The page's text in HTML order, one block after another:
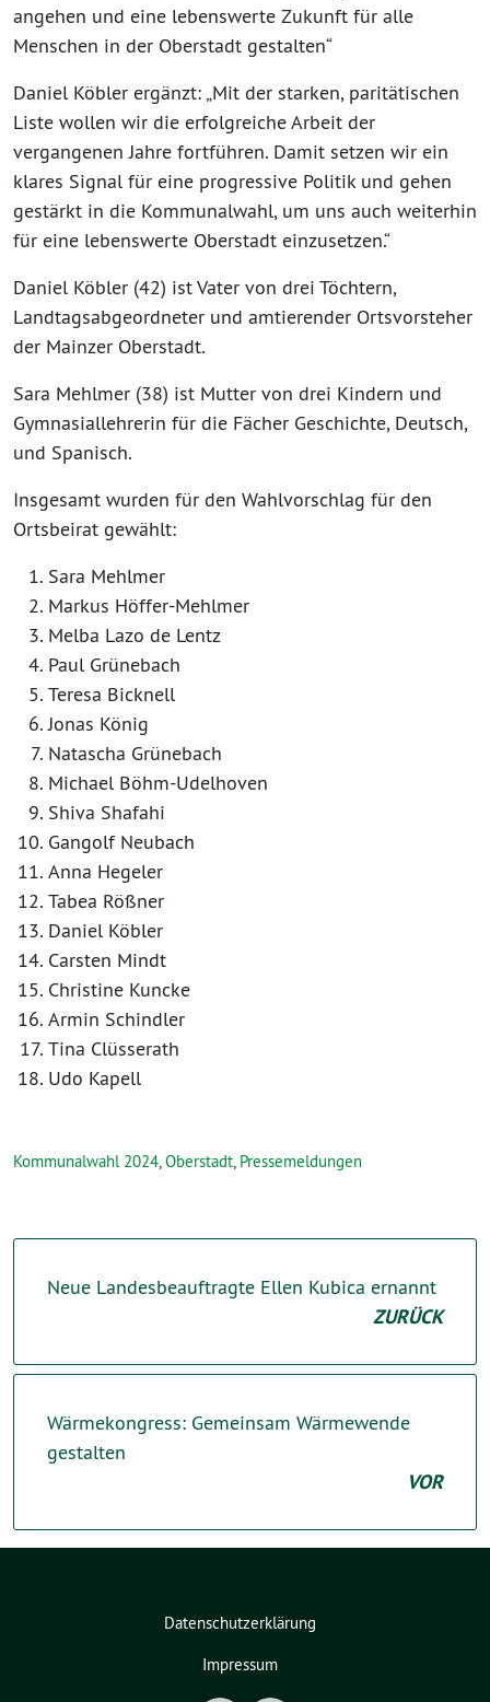
angehen und eine lebenswerte Zukunft für alle
Menschen in der Oberstadt gestalten“
Daniel Köbler ergänzt: „Mit der starken, paritätischen
Liste wollen wir die erfolgreiche Arbeit der
vergangenen Jahre fortführen. Damit setzen wir ein
klares Signal für eine progressive Politik und gehen
gestärkt in die Kommunalwahl, um uns auch weiterhin
für eine lebenswerte Oberstadt einzusetzen.“
Daniel Köbler (42) ist Vater von drei Töchtern,
Landtagsabgeordneter und amtierender Ortsvorsteher
der Mainzer Oberstadt.
Sara Mehlmer (38) ist Mutter von drei Kindern und
Gymnasiallehrerin für die Fächer Geschichte, Deutsch,
und Spanisch.
Insgesamt wurden für den Wahlvorschlag für den
Ortsbeirat gewählt:
Sara Mehlmer
Markus Höffer-Mehlmer
Melba Lazo de Lentz
Paul Grünebach
Teresa Bicknell
Jonas König
Natascha Grünebach
Michael Böhm-Udelhoven
Shiva Shafahi
Gangolf Neubach
Anna Hegeler
Tabea Rößner
Daniel Köbler
Carsten Mindt
Christine Kuncke
Armin Schindler
Tina Clüsserath
Udo Kapell
Kommunalwahl 2024 Oberstadt Pressemeldungen
Neue Landesbeauftragte Ellen Kubica ernannt
ZURÜCK
Wärmekongress: Gemeinsam Wärmewende
gestalten
VOR
Datenschutzerklärung
Impressum